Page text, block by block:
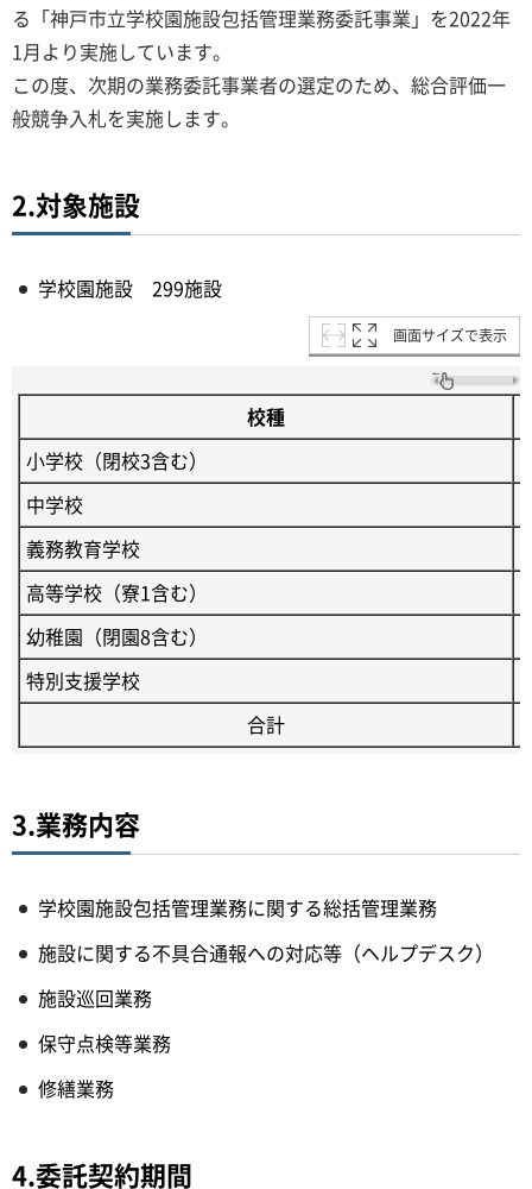
る「神戸市立学校園施設包括管理業務委託事業」を2022年
1月より実施しています。
この度、次期の業務委託事業者の選定のため、総合評価一
般競争入札を実施します。
2.対象施設
学校園施設 299施設
画面サイズで表示
校種
小学校（閉校3含む）
中学校
義務教育学校
高等学校（寮1含む）
幼稚園（閉園8含む）
特別支援学校
合計
3.業務内容
学校園施設包括管理業務に関する総括管理業務
施設に関する不具合通報への対応等（ヘルプデスク）
施設巡回業務
保守点検等業務
修繕業務
4.委託契約期間